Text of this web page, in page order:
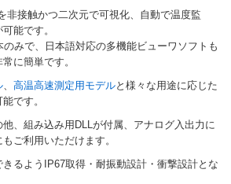
接触かつ二次元で可視化、自動で温度監
能です。
みで、日本語対応の多機能ビューワソフトも
に簡単です。
高温高速測定用モデルと様々な用途に応じた
です。
他、組み込み用DLLが付属、アナログ入出力に
ご利用いただけます。
るようIP67取得・耐振動設計・衝撃設計とな